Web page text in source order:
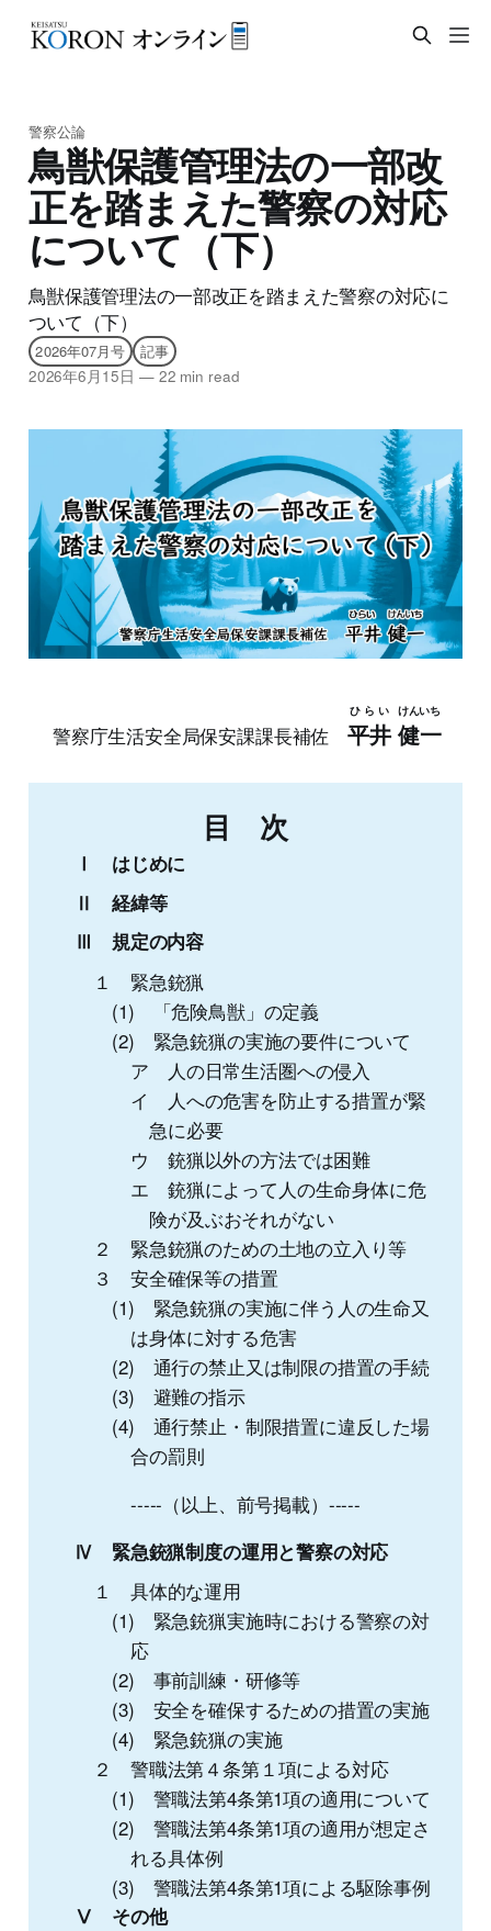
警察公論
鳥獣保護管理法の一部改
正を踏まえた警察の対応
について（下）
鳥獣保護管理法の一部改正を踏まえた警察の対応に
ついて（下）
2026年07月号
記事
2026年6月15日 —22 min read
警察庁生活安全局保安課課長補佐平井
ひらい
健一
けんいち
目 次
Ⅰ はじめに
Ⅱ 経緯等
Ⅲ 規定の内容
１ 緊急銃猟
(1) 「危険鳥獣」の定義
(2) 緊急銃猟の実施の要件について
ア 人の日常生活圏への侵入
イ 人への危害を防止する措置が緊
急に必要
ウ 銃猟以外の方法では困難
エ 銃猟によって人の生命身体に危
険が及ぶおそれがない
２ 緊急銃猟のための土地の立入り等
３ 安全確保等の措置
(1) 緊急銃猟の実施に伴う人の生命又
は身体に対する危害
(2) 通行の禁止又は制限の措置の手続
(3) 避難の指示
(4) 通行禁止・制限措置に違反した場
合の罰則
-----（以上、前号掲載）-----
Ⅳ 緊急銃猟制度の運用と警察の対応
１ 具体的な運用
(1) 緊急銃猟実施時における警察の対
応
(2) 事前訓練・研修等
(3) 安全を確保するための措置の実施
(4) 緊急銃猟の実施
２ 警職法第４条第１項による対応
(1) 警職法第4条第1項の適用について
(2) 警職法第4条第1項の適用が想定さ
れる具体例
(3) 警職法第4条第1項による駆除事例
Ⅴ その他